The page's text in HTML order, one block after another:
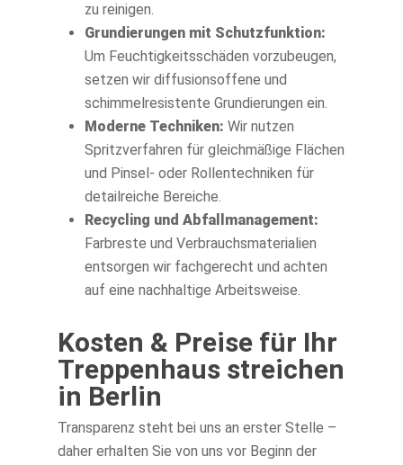
zu reinigen.
Grundierungen mit Schutzfunktion:
Um Feuchtigkeitsschäden vorzubeugen,
setzen wir diffusionsoffene und
schimmelresistente Grundierungen ein.
Moderne Techniken: Wir nutzen
Spritzverfahren für gleichmäßige Flächen
und Pinsel- oder Rollentechniken für
detailreiche Bereiche.
Recycling und Abfallmanagement:
Farbreste und Verbrauchsmaterialien
entsorgen wir fachgerecht und achten
auf eine nachhaltige Arbeitsweise.
Kosten & Preise für Ihr
Treppenhaus streichen
in Berlin
Transparenz steht bei uns an erster Stelle –
daher erhalten Sie von uns vor Beginn der